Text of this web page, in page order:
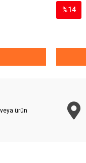
%14
ürün